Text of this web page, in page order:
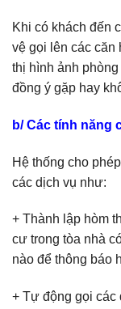
Khi có khách đến
vệ gọi lên các căn
thị hình ảnh
đồng ý gặp hay
b/ Các tính năng
Hệ thống cho
các dịch vụ như:
+ Thành lập hòm
cư trong tòa nhà
nào để thông báo
+ Tự động gọi các